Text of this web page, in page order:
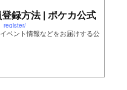
録方法 | ポケカ公式
ベント情報などをお届けする公